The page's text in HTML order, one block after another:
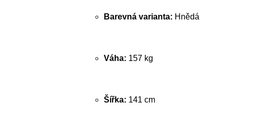
Barevná varianta: Hnědá
Váha: 157 kg
Šířka: 141 cm